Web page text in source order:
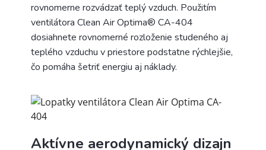
rovnomerne rozvádzať teplý vzduch. Použitím
ventilátora Clean Air Optima® CA-404
dosiahnete rovnomerné rozloženie studeného aj
teplého vzduchu v priestore podstatne rýchlejšie,
čo pomáha šetriť energiu aj náklady.
Aktívne aerodynamický dizajn